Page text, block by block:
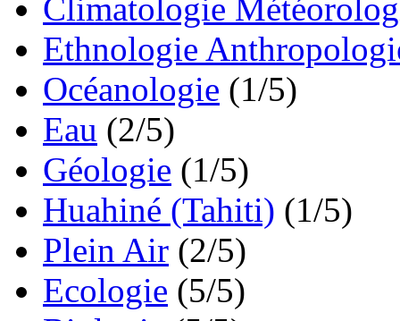
Climatologie
Ethnologie
Océanologie (1/5)
Eau (2/5)
Géologie (1/5)
Huahiné (Tahiti) (1/5)
Plein Air (2/5)
Ecologie (5/5)